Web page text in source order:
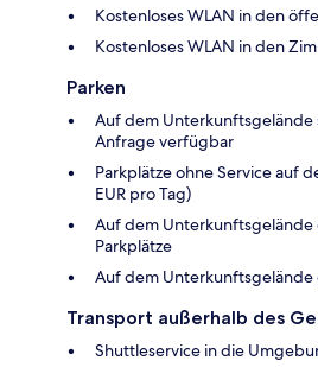
Kostenloses WLAN in den
Kostenloses WLAN in den
Parken
Auf dem Unterkunftsgelände
Anfrage verfügbar
Parkplätze ohne Service auf
EUR pro Tag)
Auf dem
Parkplätze
Auf dem Unterkunftsgelände
Transport außerhalb des
Shuttleservice in die